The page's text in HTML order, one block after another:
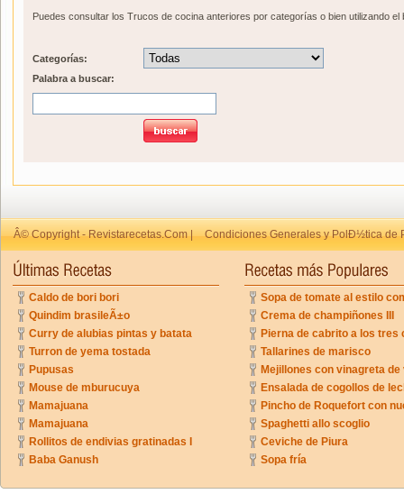
Puedes consultar los Trucos de cocina anteriores por categorías o bien utilizando
Categorías:
Palabra a buscar:
Â© Copyright - Revistarecetas.Com | Condiciones Generales y PolÐ½tica de
Caldo de bori bori
Quindim brasileÃ±o
Curry de alubias pintas y batata
Turron de yema tostada
Pupusas
Mouse de mburucuya
Mamajuana
Mamajuana
Rollitos de endivias gratinadas I
Baba Ganush
Sopa de tomate al estilo
Crema de champiñones III
Pierna de cabrito a los tres
Tallarines de marisco
Mejillones con vinagreta
Ensalada de cogollos de
Pincho de Roquefort con
Spaghetti allo scoglio
Ceviche de Piura
Sopa fría